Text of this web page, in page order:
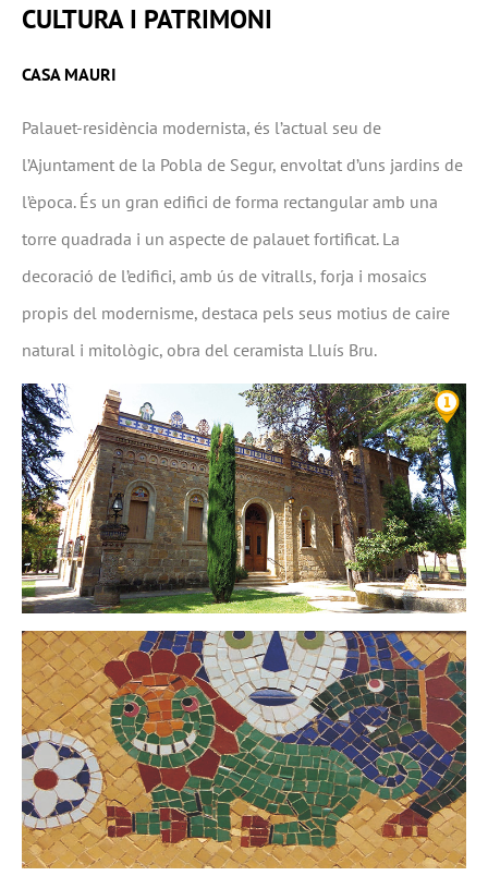
CULTURA I PATRIMONI
CASA MAURI
Palauet-residència modernista, és l’actual seu de
l’Ajuntament de la Pobla de Segur, envoltat d’uns jardins de
l’època. És un gran edifici de forma rectangular amb una
torre quadrada i un aspecte de palauet fortificat. La
decoració de l’edifici, amb ús de vitralls, forja i mosaics
propis del modernisme, destaca pels seus motius de caire
natural i mitològic, obra del ceramista Lluís Bru.